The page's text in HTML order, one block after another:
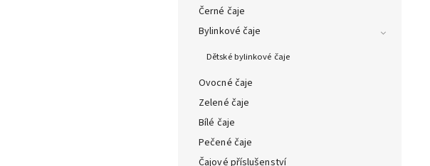
Černé čaje
Bylinkové čaje
Dětské bylinkové čaje
Ovocné čaje
Zelené čaje
Bílé čaje
Pečené čaje
Čajové příslušenství